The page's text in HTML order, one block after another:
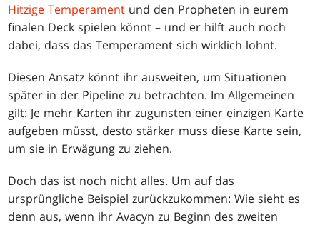
Hitzige Temperament und den Propheten in eurem
finalen Deck spielen könnt – und er hilft auch noch
dabei, dass das Temperament sich wirklich lohnt.
Diesen Ansatz könnt ihr ausweiten, um Situationen
später in der Pipeline zu betrachten. Im Allgemeinen
gilt: Je mehr Karten ihr zugunsten einer einzigen Karte
aufgeben müsst, desto stärker muss diese Karte sein,
um sie in Erwägung zu ziehen.
Doch das ist noch nicht alles. Um auf das
ursprüngliche Beispiel zurückzukommen: Wie sieht es
denn aus, wenn ihr Avacyn zu Beginn des zweiten